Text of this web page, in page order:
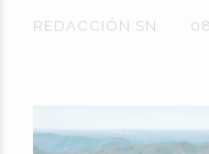
REDACCIÓN SN